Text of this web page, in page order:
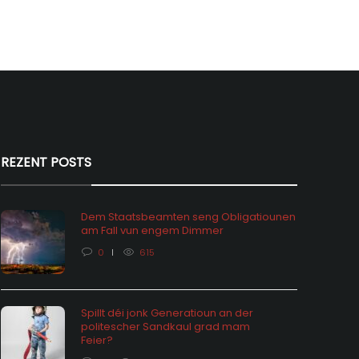
Chômage: vu Statistiken an hire
Lektiounen
REZENT POSTS
Dem Staatsbeamten seng Obligatiounen
am Fall vun engem Dimmer
0 615
Spillt déi jonk Generatioun an der
politescher Sandkaul grad mam
Feier?